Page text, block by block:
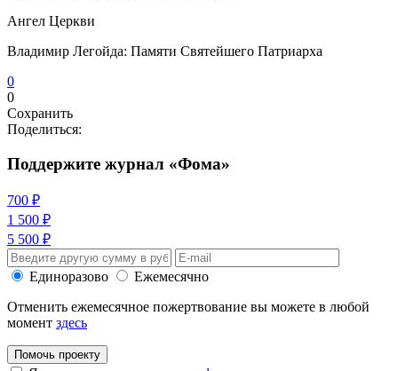
Ангел Церкви
Владимир Легойда: Памяти Святейшего Патриарха
0
0
Сохранить
Поделиться:
Поддержите журнал «Фома»
700 ₽
1 500 ₽
5 500 ₽
Единоразово
Ежемесячно
Отменить ежемесячное пожертвование вы можете в любой
момент здесь
Помочь проекту